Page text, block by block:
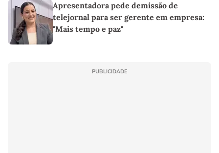
Apresentadora pede demissão de
telejornal para ser gerente em empresa:
"Mais tempo e paz"
PUBLICIDADE